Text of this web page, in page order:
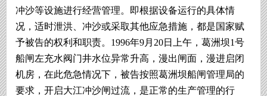
冲沙等设施进行经营管理。即根据设备运行的具体情
况，适时泄洪、冲沙或采取其他应急措施，都是国家赋
予被告的权利和职责。1996年9月20日上午，葛洲坝1号
船闸左充水阀门井水位异常升高，漫出闸面，漫进启闭
机房，在此危急情况下，被告按照葛洲坝船闸管理局的
要求，开启大江冲沙闸过流，是正常的生产管理的行